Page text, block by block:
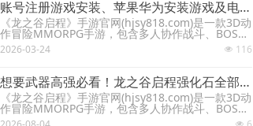
及宝藏位置动态生成，打破传统“背图”模式，要求玩
家灵活应对高智商敌人。‌‌
账号注册游戏安装、苹果华为安装游戏及电脑端玩《龙之谷启程》教程攻略
《龙之谷启程》手游官网(hjsy818.com)是一款3D动
作冒险MMORPG手游，包含多人协作战斗、BOSS
挑战、装备收集及开放式地图探索等玩法。延续了
阿尔特里亚大陆的奇幻世界观，支持虚拟摇杆和技
制，每次冒险均为全新体验。地图布局、怪物配置
及宝藏位置动态生成，打破传统“背图”模式，要求玩
家灵活应对高智商敌人。‌‌
넶 116
2026-03-24
想要武器高强必看！龙之谷启程强化石全部获取渠道
《龙之谷启程》手游官网(hjsy818.com)是一款3D动
作冒险MMORPG手游，包含多人协作战斗、BOSS
挑战、装备收集及开放式地图探索等玩法。延续了